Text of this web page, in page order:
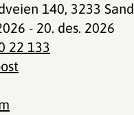
140, 3233
- 20. des. 2026
22 133